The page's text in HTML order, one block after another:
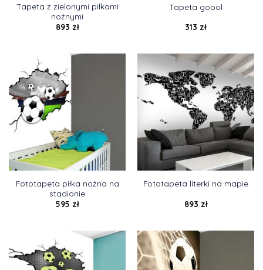
Tapeta z zielonymi piłkami
nożnymi
893 zł
Tapeta goool
313 zł
Fototapeta piłka nożna na
stadionie
595 zł
Fototapeta literki na mapie
893 zł